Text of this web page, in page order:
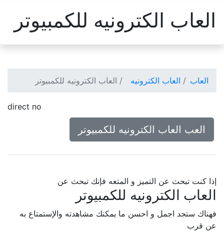
العاب الكترونيه للكمبيوتر
العاب العاب الكترونيه العاب الكترونيه للكمبيوتر
direct no
العب العاب الكترونيه للكمبيوتر
إذا كنت تبحث عن التميز و المتعه فإنك تبحث عن
العاب الكترونيه للكمبيوتر
فهناك ستجد اجمل و احسن ما يمكنك مشاهدته والإستمتاع به
عن قرب